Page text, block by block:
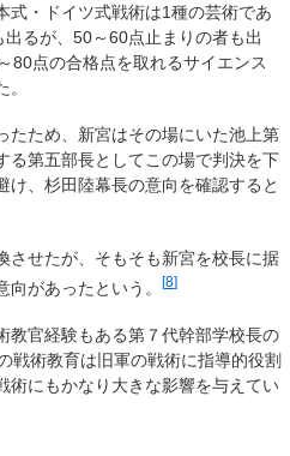
式・ドイツ式戦術は1種の芸術であ
るが、50～60点止まりの者も出
80点の合格点を取れるサイエンス
たため、新宮はその場にいた池上第
る第五部長としてこの場で判決を下
け、杉田陸幕長の意向を確認すると
させたが、そもそも新宮を校長に据
があったという。
[8]
教官経験もある第７代幹部学校長の
戦術教育は旧軍の戦術に指導的役割
術にもかなり大きな影響を与えてい